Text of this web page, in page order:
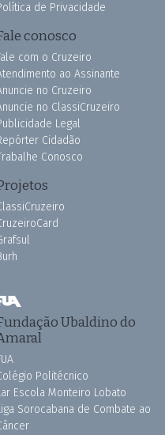
de Privacidade
conosco
com o Cruzeiro
ao Assinante
no Cruzeiro
no ClassiCruzeiro
Legal
Cidadão
Conosco
Ubaldino do
Politécnico
Escola Monteiro Lobato
Sorocabana de Combate ao